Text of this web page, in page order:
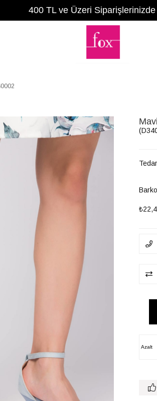
400 TL ve Üzeri
Azalt